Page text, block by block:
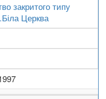
закритого типу
Церква